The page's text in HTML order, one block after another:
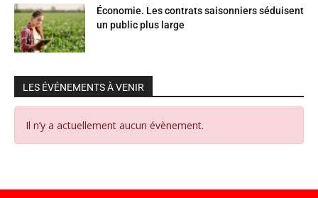
Économie. Les contrats saisonniers séduisent
un public plus large
LES ÉVÉNEMENTS À VENIR
Il n’y a actuellement aucun évènement.